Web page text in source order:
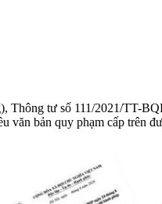
Thông tư số 111/2021/TT-
văn bản quy phạm cấp trên